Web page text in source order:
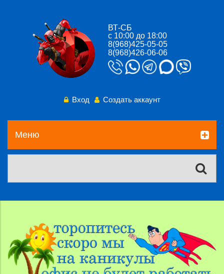
ВТ-СБ
с 10:00 до 18:00
8(968)425-05-05
8(968)426-06-06
Вход Создать аккаунт
Меню